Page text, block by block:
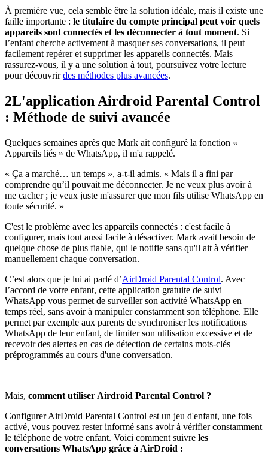
À première vue, cela semble être la solution idéale, mais il existe une
faille importante : le titulaire du compte principal peut voir quels
appareils sont connectés et les déconnecter à tout moment. Si
l’enfant cherche activement à masquer ses conversations, il peut
facilement repérer et supprimer les appareils connectés. Mais
rassurez-vous, il y a une solution à tout, poursuivez votre lecture
pour découvrirdes méthodes plus avancées.
2L'application Airdroid Parental Control
: Méthode de suivi avancée
Quelques semaines après que Mark ait configuré la fonction «
Appareils liés » de WhatsApp, il m'a rappelé.
« Ça a marché… un temps », a-t-il admis. « Mais il a fini par
comprendre qu’il pouvait me déconnecter. Je ne veux plus avoir à
me cacher ; je veux juste m'assurer que mon fils utilise WhatsApp en
toute sécurité. »
C'est le problème avec les appareils connectés : c'est facile à
configurer, mais tout aussi facile à désactiver. Mark avait besoin de
quelque chose de plus fiable, qui le notifie sans qu'il ait à vérifier
manuellement chaque conversation.
C’est alors que je lui ai parlé d’AirDroid Parental Control. Avec
l’accord de votre enfant, cette application gratuite de suivi
WhatsApp vous permet de surveiller son activité WhatsApp en
temps réel, sans avoir à manipuler constamment son téléphone. Elle
permet par exemple aux parents de synchroniser les notifications
WhatsApp de leur enfant, de limiter son utilisation excessive et de
recevoir des alertes en cas de détection de certains mots-clés
préprogrammés au cours d'une conversation.
Mais, comment utiliser Airdroid Parental Control ?
Configurer AirDroid Parental Control est un jeu d'enfant, une fois
activé, vous pouvez rester informé sans avoir à vérifier constamment
le téléphone de votre enfant. Voici comment suivre les
conversations WhatsApp grâce à AirDroid :